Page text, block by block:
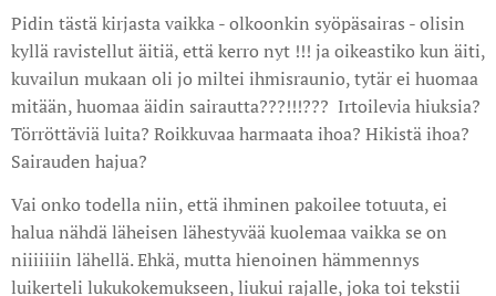
Pidin tästä kirjasta vaikka - olkoonkin syöpäsairas - olisin
kyllä ravistellut äitiä, että kerro nyt !!! ja oikeastiko kun äiti,
kuvailun mukaan oli jo miltei ihmisraunio, tytär ei huomaa
mitään, huomaa äidin sairautta???!!!??? Irtoilevia hiuksia?
Törröttäviä luita? Roikkuvaa harmaata ihoa? Hikistä ihoa?
Sairauden hajua?
Vai onko todella niin, että ihminen pakoilee totuuta, ei
halua nähdä läheisen lähestyvää kuolemaa vaikka se on
niiiiiiin lähellä. Ehkä, mutta hienoinen hämmennys
luikerteli lukukokemukseen, liukui rajalle, joka toi tekstii